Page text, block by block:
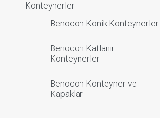
Konteynerler
Benocon Konik Konteynerler
Benocon Katlanır
Konteynerler
Benocon Konteyner ve
Kapaklar